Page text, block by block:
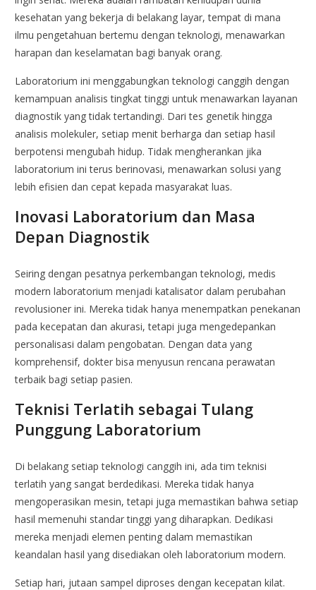
kesehatan yang bekerja di belakang layar, tempat di mana
ilmu pengetahuan bertemu dengan teknologi, menawarkan
harapan dan keselamatan bagi banyak orang.
Laboratorium ini menggabungkan teknologi canggih dengan
kemampuan analisis tingkat tinggi untuk menawarkan layanan
diagnostik yang tidak tertandingi. Dari tes genetik hingga
analisis molekuler, setiap menit berharga dan setiap hasil
berpotensi mengubah hidup. Tidak mengherankan jika
laboratorium ini terus berinovasi, menawarkan solusi yang
lebih efisien dan cepat kepada masyarakat luas.
Inovasi Laboratorium dan Masa
Depan Diagnostik
Seiring dengan pesatnya perkembangan teknologi, medis
modern laboratorium menjadi katalisator dalam perubahan
revolusioner ini. Mereka tidak hanya menempatkan penekanan
pada kecepatan dan akurasi, tetapi juga mengedepankan
personalisasi dalam pengobatan. Dengan data yang
komprehensif, dokter bisa menyusun rencana perawatan
terbaik bagi setiap pasien.
Teknisi Terlatih sebagai Tulang
Punggung Laboratorium
Di belakang setiap teknologi canggih ini, ada tim teknisi
terlatih yang sangat berdedikasi. Mereka tidak hanya
mengoperasikan mesin, tetapi juga memastikan bahwa setiap
hasil memenuhi standar tinggi yang diharapkan. Dedikasi
mereka menjadi elemen penting dalam memastikan
keandalan hasil yang disediakan oleh laboratorium modern.
Setiap hari, jutaan sampel diproses dengan kecepatan kilat.